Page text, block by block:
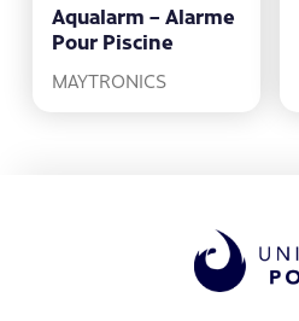
Aqualarm – Alarme
Pour Piscine
MAYTRONICS